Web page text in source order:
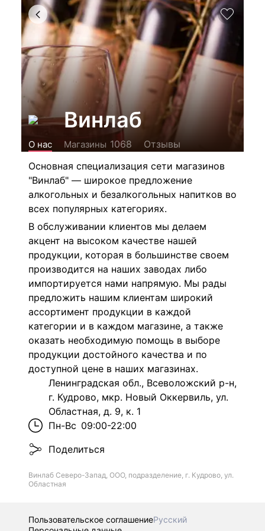
Винлаб
О нас Магазины 1068
Отзывы
Основная специализация сети магазинов
"Винлаб" — широкое предложение
алкогольных и безалкогольных напитков во
всех популярных категориях.
В обслуживании клиентов мы делаем
акцент на высоком качестве нашей
продукции, которая в большинстве своем
производится на наших заводах либо
импортируется нами напрямую. Мы рады
предложить нашим клиентам широкий
ассортимент продукции в каждой
категории и в каждом магазине, а также
оказать необходимую помощь в выборе
продукции достойного качества и по
доступной цене в наших магазинах.
Ленинградская обл., Всеволожский р-н,
г. Кудрово, мкр. Новый Оккервиль, ул.
Областная, д. 9, к. 1
Пн-Вс 09:00-22:00
Поделиться
Винлаб Северо-Запад, ООО, подразделение, г. Кудрово, ул.
Областная
Пользовательское соглашениеРусский